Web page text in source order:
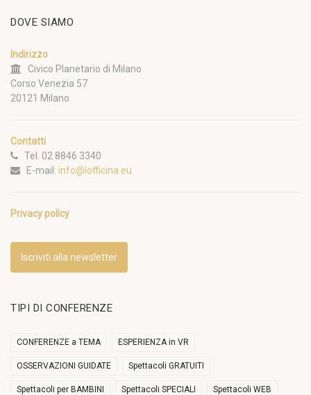
DOVE SIAMO
Indirizzo
Civico Planetario di Milano
Corso Venezia 57
20121 Milano
Contatti
Tel. 02 8846 3340
E-mail: info@lofficina.eu
Privacy policy
Iscriviti alla newsletter
TIPI DI CONFERENZE
CONFERENZE a TEMA ESPERIENZA in VR
OSSERVAZIONI GUIDATE Spettacoli GRATUITI
Spettacoli per BAMBINI Spettacoli SPECIALI Spettacoli WEB